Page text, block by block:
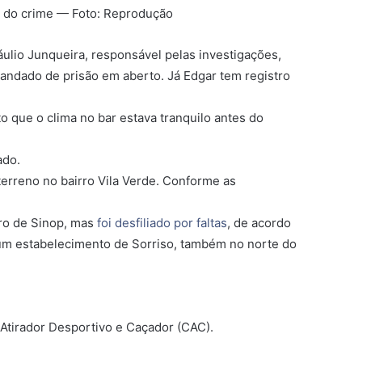
do crime — Foto: Reprodução
Junqueira, responsável pelas investigações,
de prisão em aberto. Já Edgar tem registro
que o clima no bar estava tranquilo antes do
no bairro Vila Verde. Conforme as
de Sinop, mas foi desfiliado por faltas, de acordo
estabelecimento de Sorriso, também no norte do
Desportivo e Caçador (CAC).